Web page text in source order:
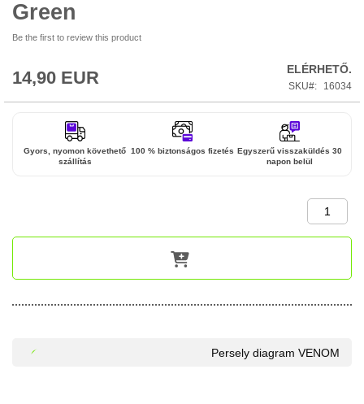
Green
Be the first to review this product
14,90 EUR ELÉRHETŐ.
SKU 16034
Gyors, nyomon követhető
szállítás
100 % biztonságos fizetés Egyszerű visszaküldés 30
napon belül
Persely diagram VENOM